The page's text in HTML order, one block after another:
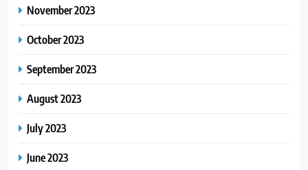
November 2023
October 2023
September 2023
August 2023
July 2023
June 2023